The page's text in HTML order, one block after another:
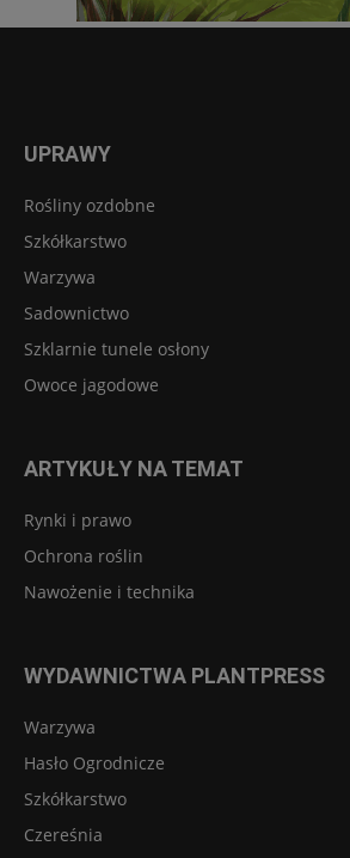
UPRAWY
Rośliny ozdobne
Szkółkarstwo
Warzywa
Sadownictwo
Szklarnie tunele osłony
Owoce jagodowe
ARTYKUŁY NA TEMAT
Rynki i prawo
Ochrona roślin
Nawożenie i technika
WYDAWNICTWA PLANTPRESS
Warzywa
Hasło Ogrodnicze
Szkółkarstwo
Czereśnia